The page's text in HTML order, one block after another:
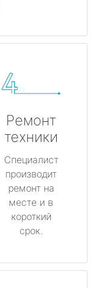
Ремонт
техники
Специалист
производит
ремонт на
месте и в
короткий
срок.